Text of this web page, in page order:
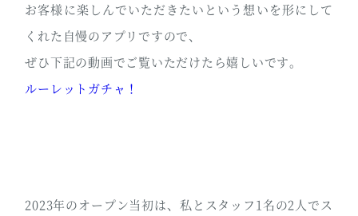
お客様に楽しんでいただきたいという想いを形にして
くれた自慢のアプリですので、
ぜひ下記の動画でご覧いただけたら嬉しいです。
ルーレットガチャ！
2023年のオープン当初は、私とスタッフ1名の2人でス